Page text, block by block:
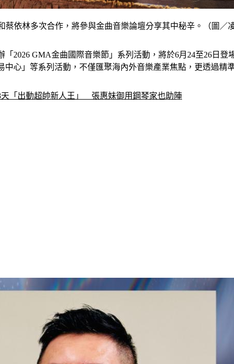
蔡依林多次合作，將參與金曲音樂論壇分享其中秘辛。（圖／
「2026 GMA金曲國際音樂節」系列活動，將於6月24至26日
中心」等系列活動，不僅匯聚海內外音樂產業焦點，更透過精
「出動超帥新人王」　張惠妹御用鋼琴家也助陣